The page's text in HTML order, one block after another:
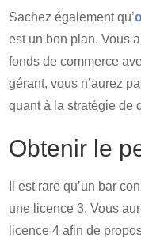
Sachez également qu’
est un bon plan. Vous
fonds de commerce
gérant, vous n’aurez
quant à la stratégie de
Obtenir le
Il est rare qu’un bar
une licence 3. Vous
licence 4 afin de